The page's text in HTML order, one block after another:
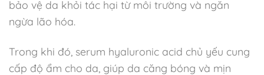
bảo vệ da khỏi tác hại từ môi trường và ngăn
ngừa lão hóa.
Trong khi đó, serum hyaluronic acid chủ yếu cung
cấp độ ẩm cho da, giúp da căng bóng và mịn